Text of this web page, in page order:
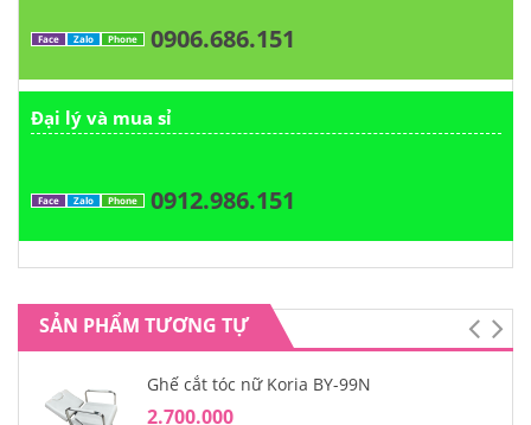
Face Zalo Phone 0906.686.151
Đại lý và mua sỉ
Face Zalo Phone 0912.986.151
SẢN PHẨM TƯƠNG TỰ
Ghế cắt tóc nữ Koria BY-99N
2.700.000